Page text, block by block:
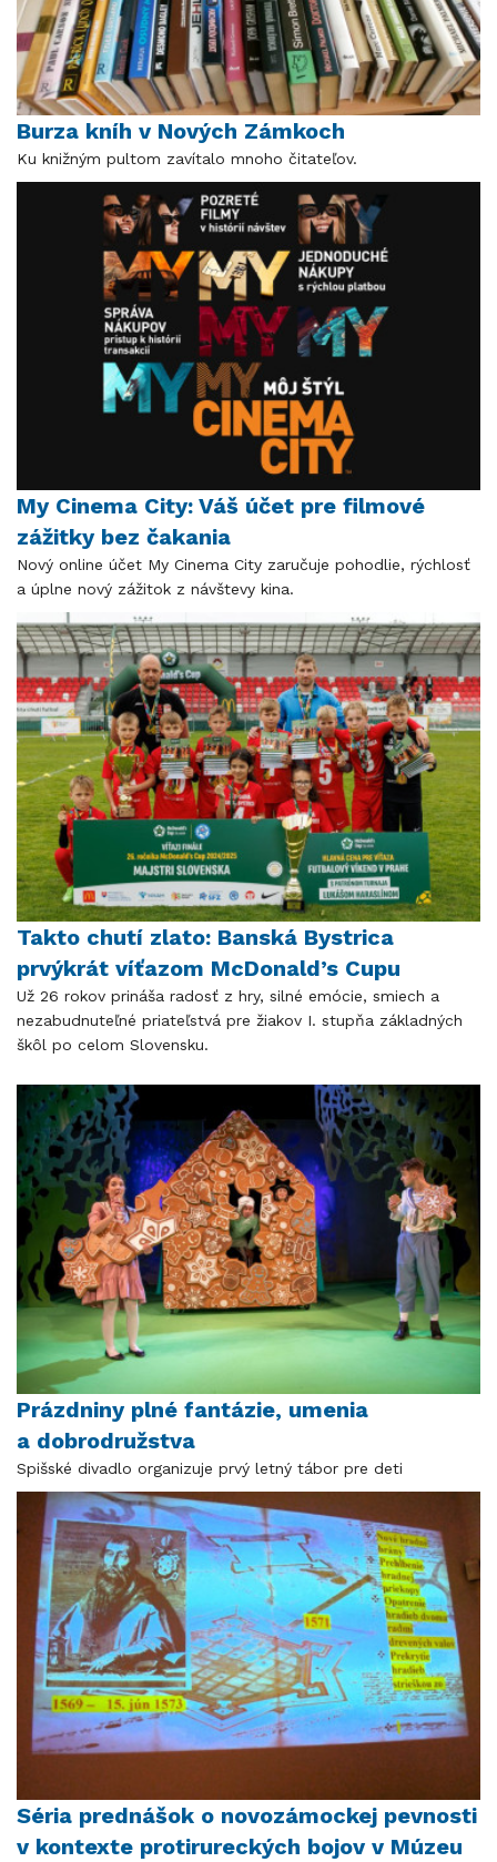
Burza kníh v Nových Zámkoch
Ku knižným pultom zavítalo mnoho čitateľov.
My Cinema City: Váš účet pre filmové
zážitky bez čakania
Nový online účet My Cinema City zaručuje pohodlie, rýchlosť
a úplne nový zážitok z návštevy kina.
Takto chutí zlato: Banská Bystrica
prvýkrát víťazom McDonald’s Cupu
Už 26 rokov prináša radosť z hry, silné emócie, smiech a
nezabudnuteľné priateľstvá pre žiakov I. stupňa základných
škôl po celom Slovensku.
Prázdniny plné fantázie, umenia
a dobrodružstva
Spišské divadlo organizuje prvý letný tábor pre deti
Séria prednášok o novozámockej pevnosti
v kontexte protirureckých bojov v Múzeu